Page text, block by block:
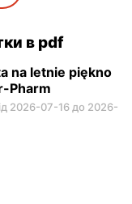
в pdf
na letnie piękno
Pharm
2026-07-16 до 2026-